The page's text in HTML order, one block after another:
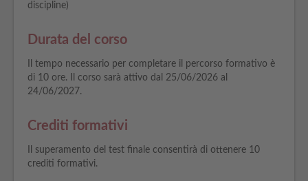
discipline)
Durata del corso
Il tempo necessario per completare il percorso formativo è
di 10 ore. Il corso sarà attivo dal 25/06/2026 al
24/06/2027.
Crediti formativi
Il superamento del test finale consentirà di ottenere 10
crediti formativi.